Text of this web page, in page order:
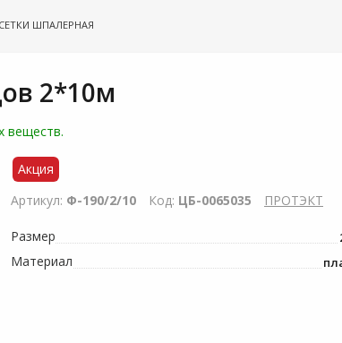
СЕТКИ ШПАЛЕРНАЯ
2*10м
веществ.
Акция
Артикул: Ф-190/2/10 Код: ЦБ-0065035 ПРОТЭКТ
Размер
Материал